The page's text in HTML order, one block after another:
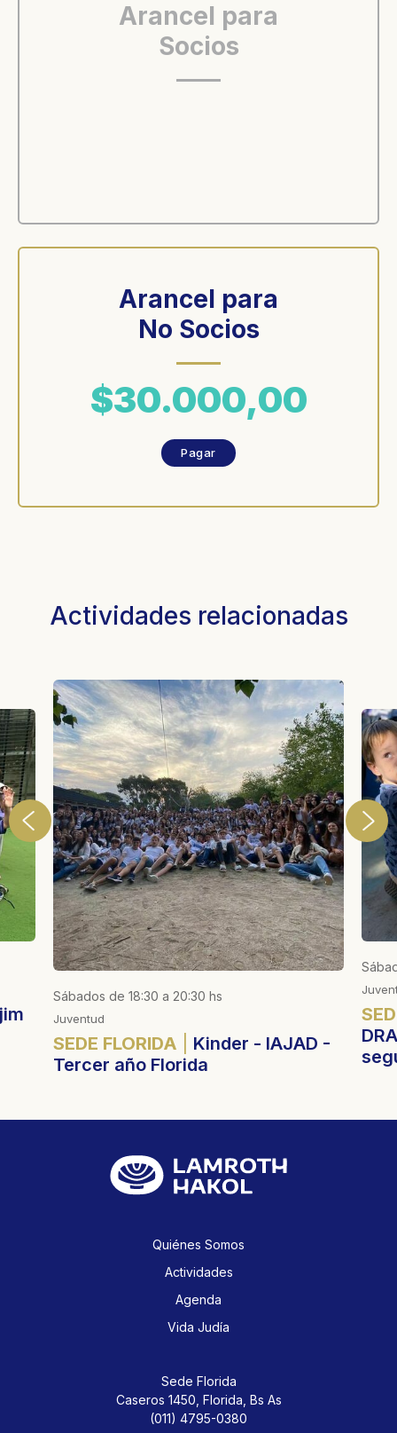
Arancel para
Socios
Arancel para
No Socios
$30.000,00
Pagar
Actividades relacionadas
Sábados de 18:30 a 20:30 hs
Juventud
SEDE FLORIDA
Kinder - IAJAD -
Tercer año Florida
Quiénes Somos
Actividades
Agenda
Vida Judía
Sede Florida
Caseros 1450, Florida, Bs As
(011) 4795-0380